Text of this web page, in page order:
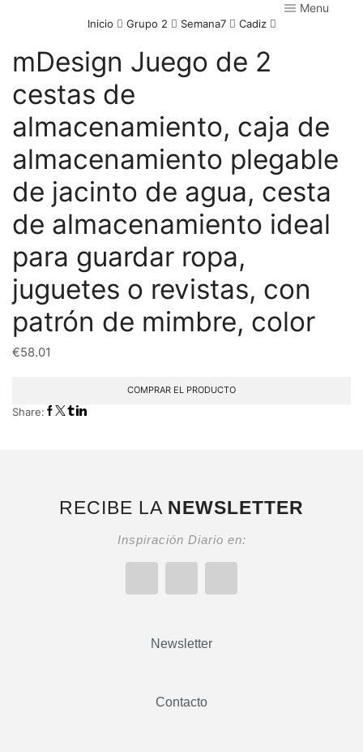
Menu
Inicio Grupo 2 Semana7 Cadiz
mDesign Juego de 2
cestas de
almacenamiento, caja de
almacenamiento plegable
de jacinto de agua, cesta
de almacenamiento ideal
para guardar ropa,
juguetes o revistas, con
patrón de mimbre, color
€58.01
COMPRAR EL PRODUCTO
Share:
RECIBE LA NEWSLETTER
Inspiración Diario en:
Newsletter
Contacto